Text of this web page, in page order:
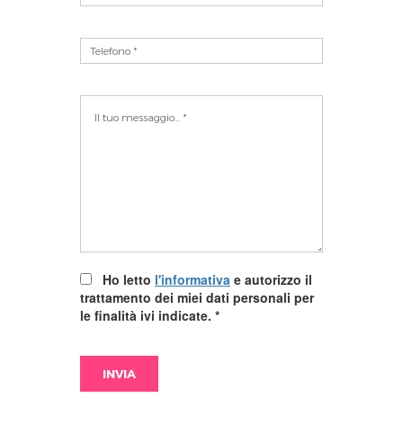
Ho letto l'informativa e autorizzo il
trattamento dei miei dati personali per
le finalità ivi indicate. *